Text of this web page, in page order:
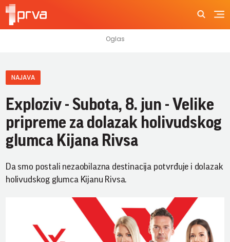
NAJAVA
Exploziv - Subota, 8. jun - Velike
pripreme za dolazak holivudskog
glumca Kijana Rivsa
Da smo postali nezaobilazna destinacija potvrđuje i dolazak
holivudskog glumca Kijanu Rivsa.